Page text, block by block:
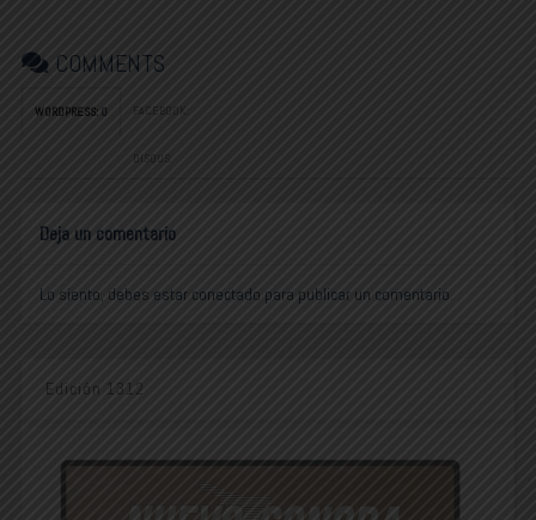
COMMENTS
WORDPRESS: 0 FACEBOOK:
DISQUS:
Deja un comentario
Lo siento, debes estar conectado para publicar un comentario.
Edición 1312